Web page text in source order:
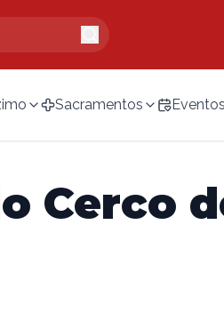
Sacramentos Eventos
Cerco